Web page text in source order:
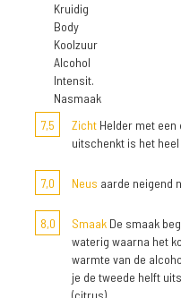
Kruidig
Body
Koolzuur
Alcohol
Intensit.
Nasmaak
7,5
Zicht Helder met
uitschenkt is het
7,0 Neus aarde neigend
8,0 Smaak De smaak
waterig waarna het
warmte van de
je de tweede helft
(citrus).